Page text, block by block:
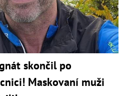
skončil po
Maskovaní muži